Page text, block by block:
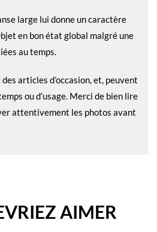
large lui donne un caractère
en bon état global malgré une
au temps.
articles d’occasion, et, peuvent
ou d’usage. Merci de bien lire
attentivement les photos avant
AIMER